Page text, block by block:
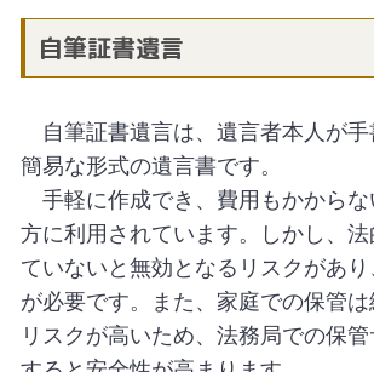
自筆証書遺言
自筆証書遺言は、遺言者本人が手
簡易な形式の遺言書です。
手軽に作成でき、費用もかからな
方に利用されています。しかし、
ていないと無効となるリスクがあ
が必要です。また、家庭での保管
リスクが高いため、法務局での保